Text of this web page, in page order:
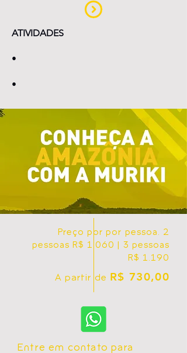
ATIVIDADES
•
•
Preço por por pessoa. 2
pessoas R$ 1.060 | 3 pessoas
R$ 1.190
A partir de R$ 730,00
Entre em contato para